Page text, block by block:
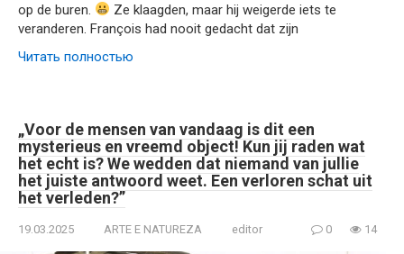
op de buren.
Ze klaagden, maar hij weigerde iets te
veranderen. François had nooit gedacht dat zijn
Читать полностью
„Voor de mensen van vandaag is dit een
mysterieus en vreemd object! Kun jij raden wat
het echt is? We wedden dat niemand van jullie
het juiste antwoord weet. Een verloren schat uit
het verleden?”
19.03.2025 ARTE E NATUREZA editor 0 14